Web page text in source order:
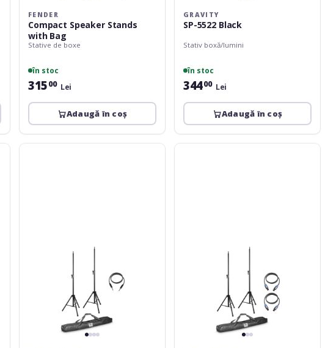
FENDER
Compact Speaker Stands
with Bag
Stative de boxe
în stoc
31500 Lei
Adaugă în coș
GRAVITY
SP-5522 Black
Stativ boxă/lumini
în stoc
34400 Lei
Adaugă în coș
LD
LD